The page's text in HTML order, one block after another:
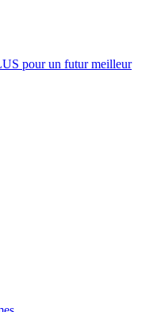
pour un futur meilleur